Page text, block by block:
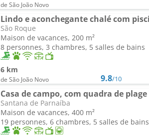
de São João Novo
São Roque
Maison de vacances, 200 m²
8 personnes, 3 chambres, 5 salles de bains
6 km
de São João Novo 9.8/10
Santana de Parnaíba
Maison de vacances, 400 m²
19 personnes, 6 chambres, 5 salles de bains